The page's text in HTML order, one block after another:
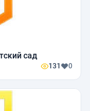
сад
131 0